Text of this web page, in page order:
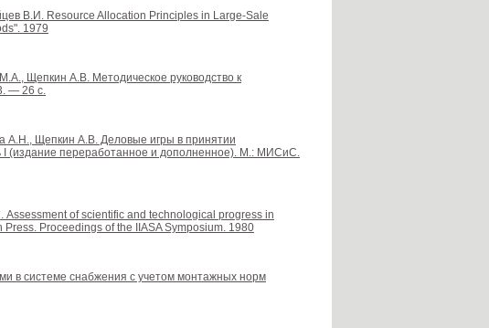
В.И. Resource Allocation Principles in Large-Sale
1979
Щепкин А.В. Методическое руководство к
— 26 с.
А.Н., Щепкин А.В. Деловые игры в принятии
I (издание переработанное и дополненное). М.: МИСиС.
of scientific and technological progress in
Proceedings of the IIASA Symposium. 1980
в системе снабжения с учетом монтажных норм